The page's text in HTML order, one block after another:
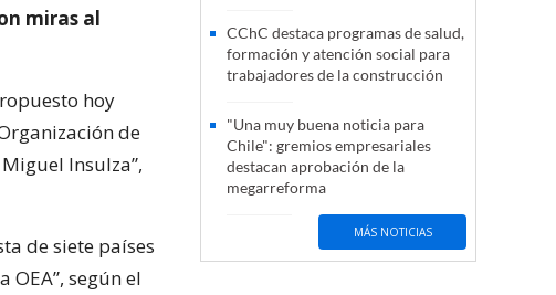
miras al
hoy
de
Insulza”,
de siete países
según el
CChC destaca programas de salud,
formación y atención social para
trabajadores de la construcción
"Una muy buena noticia para
Chile": gremios empresariales
destacan aprobación de la
megarreforma
MÁS NOTICIAS